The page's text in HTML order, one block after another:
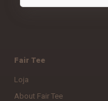
Fair Tee
Loja
About Fair Tee